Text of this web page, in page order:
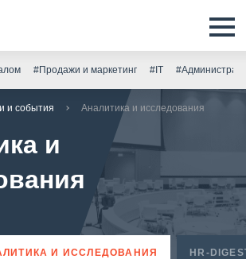
#Продажи и маркетинг #IT
и события Аналитика и исследования
и
И ИССЛЕДОВАНИЯ HR-